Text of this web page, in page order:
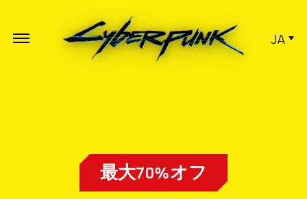
JA
最大70%オフ